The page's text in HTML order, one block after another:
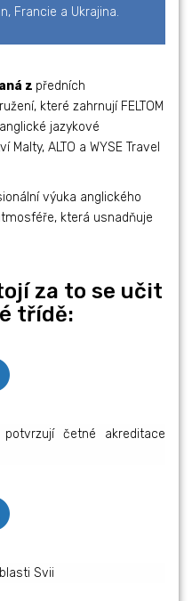
Francie a Ukrajina.
z předních
které zahrnují FELTOM
jazykové
ALTO a WYSE Travel
výuka anglického
která usnadňuje
za to se učit
třídě:
četné akreditace
Svii